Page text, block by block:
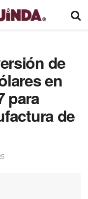
de
en
para
de